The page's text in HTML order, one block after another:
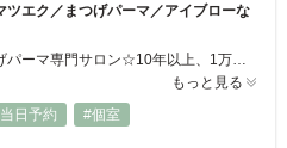
エク／まつげパーマ／アイブローな
もっと見る
日予約
#個室